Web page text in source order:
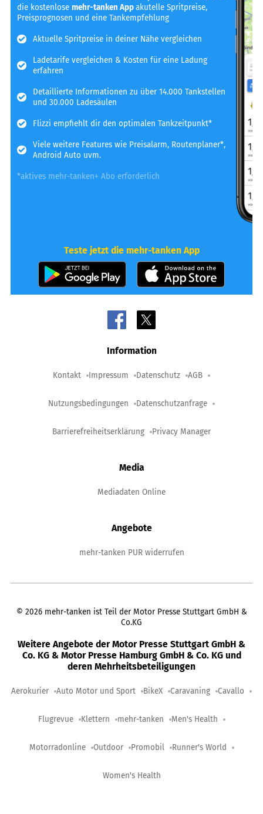
die kostenlosemehr-tanken Appakutelle Spritpreise,
Preisprognosen und eine Tankempfehlung
Aktuelle Spritpreise in deiner Nähe vergleichen
Ladetarife vergleichen & Kosten für eine Ladung
erfahren
Detaillierte Informationen zu über 14.000 Tankstellen
und 30.000 Ladesäulen
Flizzi empfiehlt dir den optimalen Tankzeitpunkt*
Viele weitere Features wie Preisalarm, Routenplaner*,
Android Auto uvm.
*aktives mehr-tanken+ Abo erforderlich
Teste jetzt die mehr-tanken App
Information
Kontakt Impressum Datenschutz AGB
Nutzungsbedingungen Datenschutzanfrage
Barrierefreiheitserklärung Privacy Manager
Media
Mediadaten Online
Angebote
mehr-tanken PUR widerrufen
© 2026 mehr-tanken ist Teil der Motor Presse Stuttgart GmbH &
Co.KG
Weitere Angebote der Motor Presse Stuttgart GmbH &
Co. KG & Motor Presse Hamburg GmbH & Co. KG und
deren Mehrheitsbeteiligungen
Aerokurier Auto Motor und Sport BikeX Caravaning Cavallo
Flugrevue Klettern mehr-tanken Men's Health
Motorradonline Outdoor Promobil Runner's World
Women's Health